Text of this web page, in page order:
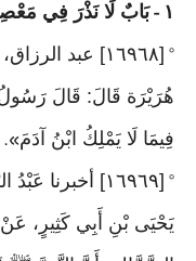
١ -بَابٌ لَا نَذْرَ فِي
°
[١٦٩٦٨] عبد
هُرَيْرَة قَالَ: قَالَ
فِيمَا لَا يَمْلِكُ ابْنُ آدَمَ».
°
[١٦٩٦٩] أخبرنا